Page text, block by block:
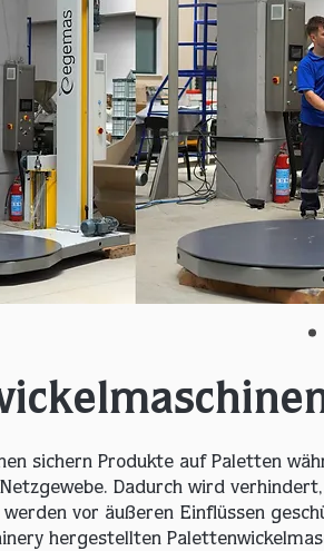
sichern Produkte auf Paletten
Dadurch wird
werden vor äußeren Einflüssen
hergestellten